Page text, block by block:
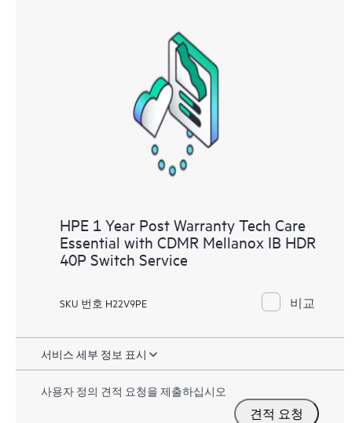
HPE 1 Year Post Warranty Tech Care
Essential with CDMR Mellanox IB HDR
40P Switch Service
SKU 번호 H22V9PE 비교
서비스 세부 정보 표시
사용자 정의 견적 요청을 제출하십시오
견적 요청